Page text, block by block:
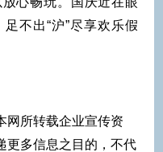
不出“沪”尽享欢乐假
网所转载企业宣传资
更多信息之目的，不代